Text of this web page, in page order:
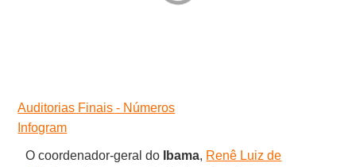
Auditorias Finais - Números
Infogram
O coordenador-geral do Ibama, Renê Luiz de